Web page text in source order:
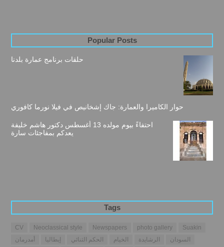
Popular Posts
حلقات برنامج عمارة بلدنا
حوار الكاميرا والعمارة: جاك إشخانيص في فيلا نورما كافوري
احتفاءً بيوم مولده 13 أغسطس دكتور هاشم خليفة
يعدكم بمفاجئات سارة
Tags
CV Neoclassical style Newspapers photo gallery
Suakin
أمدرمان
إيطاليا الحكم الثنائي الخيام الرشايدة
السودان